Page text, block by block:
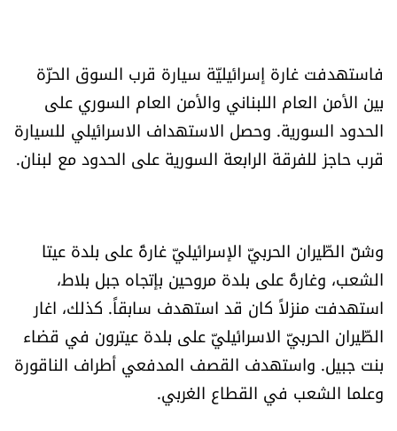
فاستهدفت غارة إسرائيليّة سيارة قرب السوق الحرّة
بين الأمن العام اللبناني والأمن العام السوري على
الحدود السورية. وحصل الاستهداف الاسرائيلي للسيارة
قرب حاجز للفرقة الرابعة السورية على الحدود مع لبنان.
وشنّ الطّيران الحربيّ الإسرائيليّ غارةً على بلدة عيتا
الشعب، وغارةً على بلدة مروحين بإتجاه جبل بلاط،
استهدفت منزلاً كان قد استهدف سابقاً. كذلك، اغار
الطّيران الحربيّ الاسرائيليّ على بلدة عيترون في قضاء
بنت جبيل. واستهدف القصف المدفعي أطراف الناقورة
وعلما الشعب في القطاع الغربي.